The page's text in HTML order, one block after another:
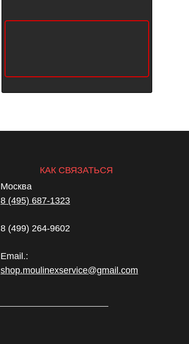
КАК СВЯЗАТЬСЯ
Москва
8 (495) 687-1323
8 (499) 264-9602
Email.:
shop.moulinexservice@gmail.com